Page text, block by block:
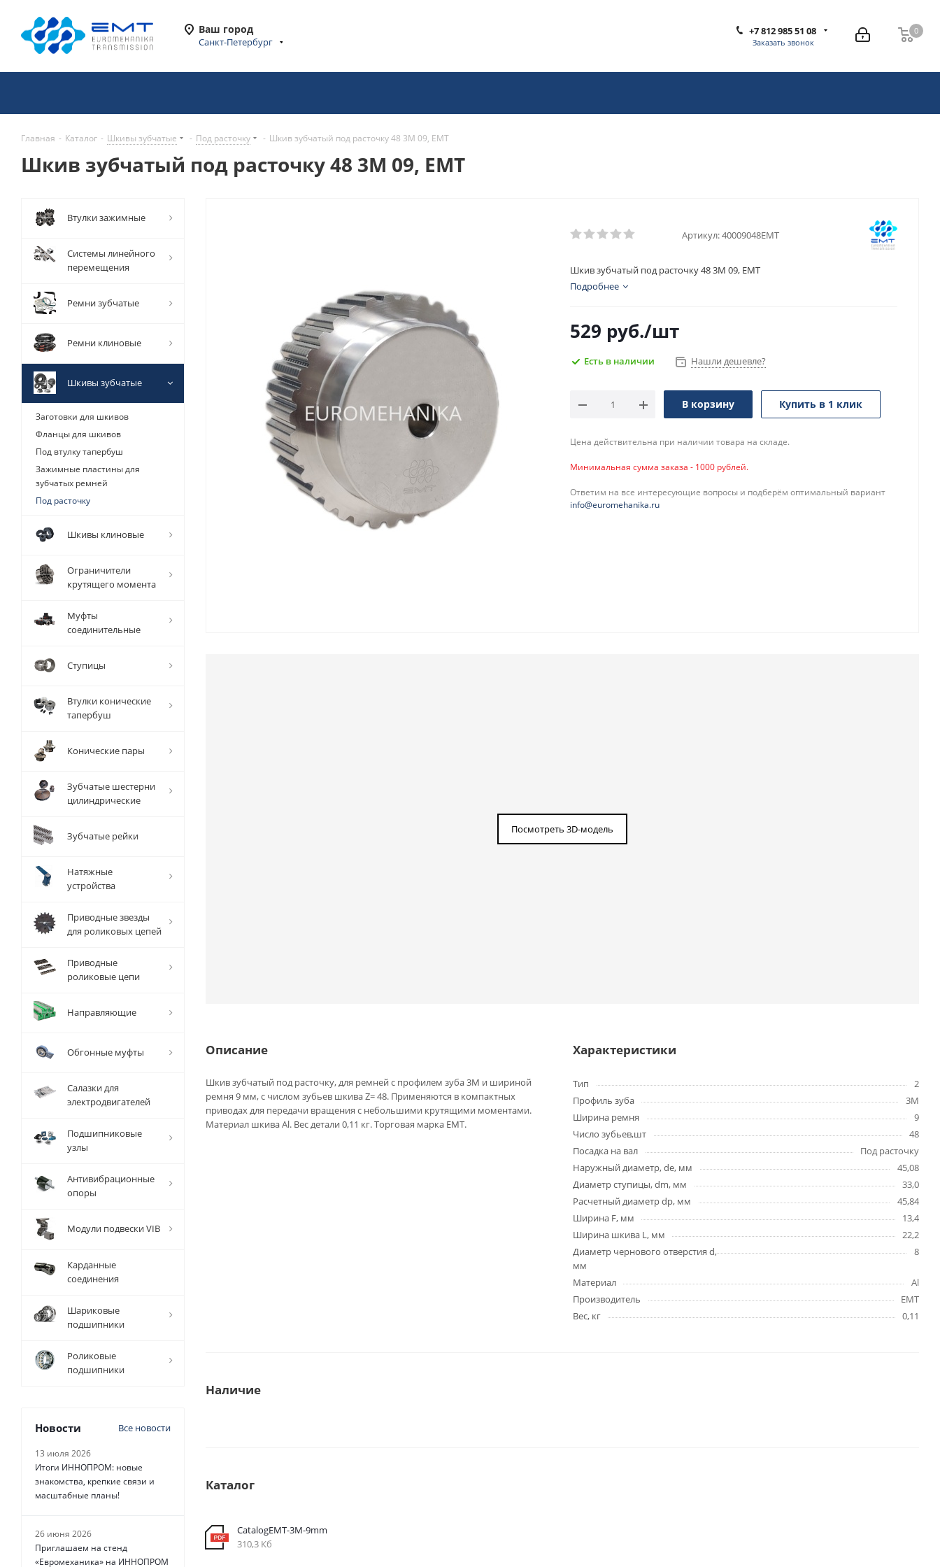
Ваш город
Санкт-Петербург
0
0
+7 812 985 51 08
Заказать звонок
Главная - Каталог - Шкивы зубчатые - Под расточку - Шкив зубчатый под расточку 48 3M 09, EMT
Шкив зубчатый под расточку 48 3M 09, EMT
Артикул:40009048EMT
Шкив зубчатый под расточку 48 3M 09, EMT
Подробнее
529 руб./шт
Есть в наличии Нашли дешевле?
В корзину Купить в 1 клик
Цена действительна при наличии товара на складе.
Минимальная сумма заказа - 1000 рублей.
Ответим на все интересующие вопросы и подберём оптимальный вариант
info@euromehanika.ru
Посмотреть 3D-модель
Описание
Шкив зубчатый под расточку, для ремней с профилем зуба 3M и шириной
ремня 9 мм, с числом зубьев шкива Z= 48. Применяются в компактных
приводах для передачи вращения с небольшими крутящими моментами.
Материал шкива Al. Вес детали 0,11 кг. Торговая марка EMT.
Характеристики
Тип
2
Профиль зуба
3M
Ширина ремня
9
Число зубьев,шт
48
Посадка на вал
Под расточку
Наружный диаметр, de, мм
45,08
Диаметр ступицы, dm, мм
33,0
Расчетный диаметр dp, мм
45,84
Ширина F, мм
13,4
Ширина шкива L, мм
22,2
Диаметр чернового отверстия d,
мм
8
Материал
Al
Производитель
EMT
Вес, кг
0,11
Наличие
Каталог
CatalogEMT-3М-9mm
310,3 Кб
Втулки зажимные
Системы линейного
перемещения
Ремни зубчатые
Ремни клиновые
Шкивы зубчатые
Заготовки для шкивов
Фланцы для шкивов
Под втулку тапербуш
Зажимные пластины для
зубчатых ремней
Под расточку
Шкивы клиновые
Ограничители
крутящего момента
Муфты
соединительные
Ступицы
Втулки конические
тапербуш
Конические пары
Зубчатые шестерни
цилиндрические
Зубчатые рейки
Натяжные
устройства
Приводные звезды
для роликовых цепей
Приводные
роликовые цепи
Направляющие
Обгонные муфты
Салазки для
электродвигателей
Подшипниковые
узлы
Антивибрационные
опоры
Модули подвески VIB
Карданные
соединения
Шариковые
подшипники
Роликовые
подшипники
Новости Все новости
13 июля 2026
Итоги ИННОПРОМ: новые
знакомства, крепкие связи и
масштабные планы!
26 июня 2026
Приглашаем на стенд
«Евромеханика» на ИННОПРОМ